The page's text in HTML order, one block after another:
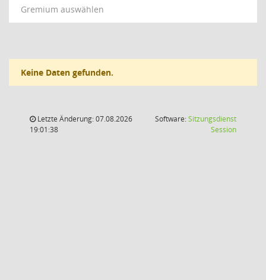
Gremium auswählen
Keine Daten gefunden.
Letzte Änderung: 07.08.2026
19:01:38
Software:Sitzungsdienst
Session(Wird in